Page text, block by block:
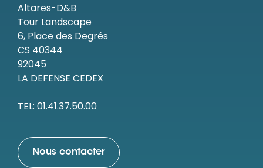
Altares-D&B
Tour Landscape
6, Place des Degrés
CS 40344
92045
LA DEFENSE CEDEX
TEL: 01.41.37.50.00
Nous contacter